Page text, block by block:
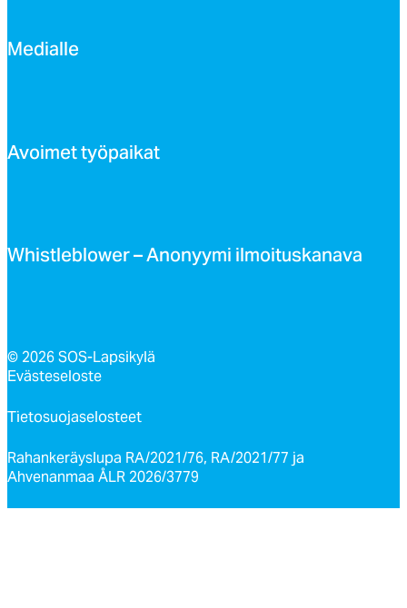
Me­dial­le
Avoi­met työ­pai­kat
Whist­leb­lo­wer – Ano­nyy­mi il­moi­tus­ka­na­va
© 2026 SOS-Lapsikylä
Evästeseloste
Tietosuojaselosteet
Rahankeräyslupa RA/2021/76, RA/2021/77 ja
Ahvenanmaa ÅLR 2026/3779